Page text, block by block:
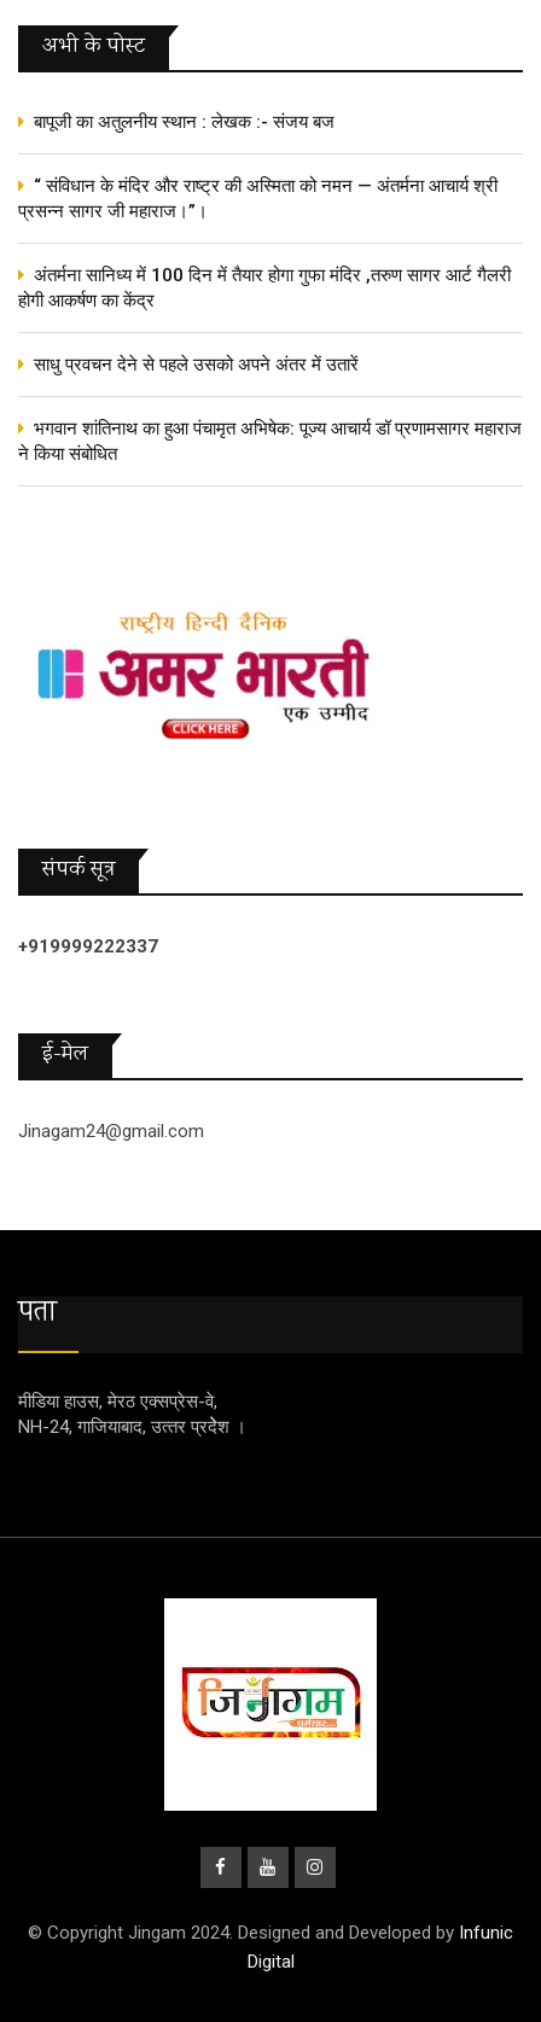
अभी के पोस्‍ट
बापूजी का अतुलनीय स्थान : लेखक :- संजय बज
“ संविधान के मंदिर और राष्ट्र की अस्मिता को नमन — अंतर्मना आचार्य श्री
प्रसन्न सागर जी महाराज।”।
अंतर्मना सानिध्य में 100 दिन में तैयार होगा गुफा मंदिर ,तरुण सागर आर्ट गैलरी
होगी आकर्षण का केंद्र
साधु प्रवचन देने से पहले उसको अपने अंतर में उतारें
भगवान शांतिनाथ का हुआ पंचामृत अभिषेक: पूज्य आचार्य डॉ प्रणामसागर महाराज
ने किया संबोधित
संपर्क सूत्र
+919999222337
ई-मेल
Jinagam24@gmail.com
पता
मीडिया हाउस, मेरठ एक्‍सप्रेस-वे,
NH-24, गाजियाबाद, उत्‍तर प्रदेेेेश ।
© Copyright Jingam 2024. Designed and Developed by Infunic
Digital